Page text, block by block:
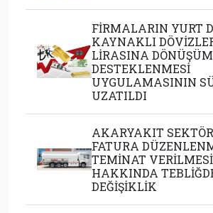
FİRMALARIN YURT
KAYNAKLI
LİRASINA
DESTEKLENMESİ
UYGULAMASININ
UZATILDI
AKARYAKIT
FATURA
TEMİNAT VERİLMESİ
HAKKINDA
DEĞİŞİKLİK